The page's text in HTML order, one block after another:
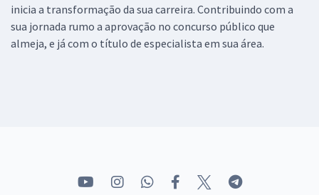
inicia a transformação da sua carreira. Contribuindo com a
sua jornada rumo a aprovação no concurso público que
almeja, e já com o título de especialista em sua área.